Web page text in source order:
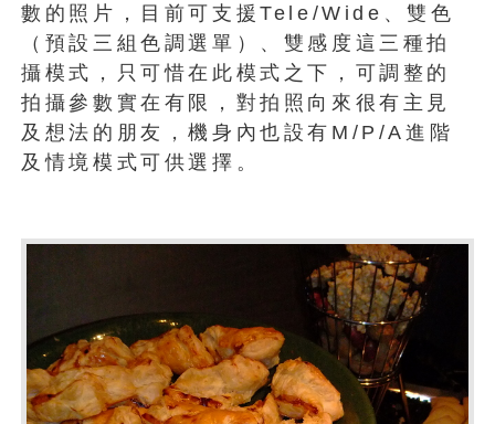
數的照片，目前可支援Tele/Wide、雙色
（預設三組色調選單）、雙感度這三種拍
攝模式，只可惜在此模式之下，可調整的
拍攝參數實在有限，對拍照向來很有主見
及想法的朋友，機身內也設有M/P/A進階
及情境模式可供選擇。